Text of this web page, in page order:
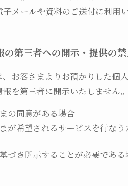
子メールや資料のご送付に利用い
の第三者への開示・提供の
、お客さまよりお預かりした個
報を第三者に開示いたしません。
の同意がある場合
が希望されるサービスを行な
づき開示することが必要である